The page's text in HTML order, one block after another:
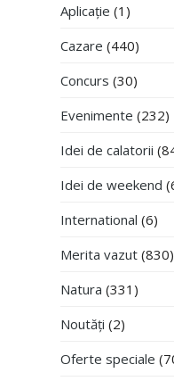
Aplicație (1)
Cazare (440)
Concurs (30)
Evenimente (232)
Idei de calatorii
Idei de weekend
International (6)
Merita vazut (830)
Natura (331)
Noutăți (2)
Oferte speciale